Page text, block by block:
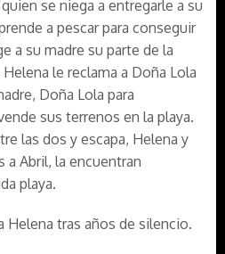
se niega a entregarle a su
a pescar para conseguir
a su madre su parte de la
le reclama a Doña Lola
Doña Lola para
sus terrenos en la playa.
las dos y escapa, Helena y
a Abril, la encuentran
playa.
Helena tras años de silencio.